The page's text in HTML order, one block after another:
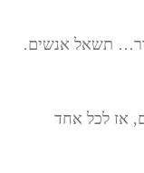
תשאל אנשים.
אז לכל אחד